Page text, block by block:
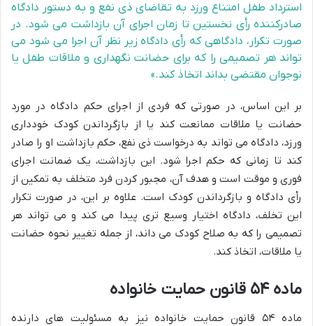
استرداد طفل امتناع ورزد به تقاضای ذی نفع و به دستور دادگاه
صادرکننده رأی نخستین تا زمان اجرای آن بازداشت می شود. در
صورت تکرار، دادگاهی که رأی دادگاه زیر نظر آن اجرا می شود می
تواند هر تصمیمی را که برای حضانت نگهداری و ملاقات طفل یا
نوجوان مقتضی بداند اتخاذ کند.»
بر این اساس، در صورتی که فردی از اجرای حکم دادگاه در مورد
حضانت یا ملاقات ممانعت کند یا از بازگرداندن کودک خودداری
ورزد، دادگاه می تواند به درخواست ذی نفع، حکم بازداشت او را صادر
کند تا زمانی که حکم اجرا شود. این بازداشت، یک ضمانت اجرای
فوری و موقت است و هدف آن، مجبور کردن فرد متخلف به تمکین از
رأی دادگاه و بازگرداندن کودک است. علاوه بر این، در صورت تکرار
این تخلف، دادگاه اختیار وسیع تری پیدا می کند و می تواند هر
تصمیمی را که به صلاح کودک می داند، از جمله تغییر نحوه حضانت
یا ملاقات، اتخاذ کند.
ماده ۵۴ قانون حمایت خانواده
ماده ۵۴ قانون حمایت خانواده نیز به مسئولیت های دارنده